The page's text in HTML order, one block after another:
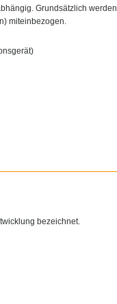
Grundsätzlich werden
miteinbezogen.
bezeichnet.